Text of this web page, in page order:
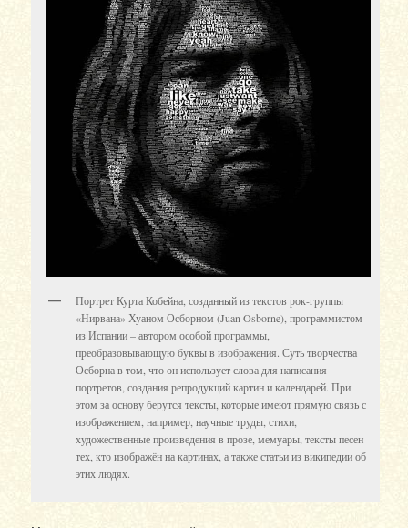
Портрет Курта Кобейна, созданный из текстов рок-группы
«Нирвана» Хуаном Осборном (Juan Osborne), программистом
из Испании – автором особой программы,
преобразовывающую буквы в изображения. Суть творчества
Осборна в том, что он использует слова для написания
портретов, создания репродукций картин и календарей. При
этом за основу берутся тексты, которые имеют прямую связь с
изображением, например, научные труды, стихи,
художественные произведения в прозе, мемуары, тексты песен
тех, кто изображён на картинах, а также статьи из википедии об
этих людях.